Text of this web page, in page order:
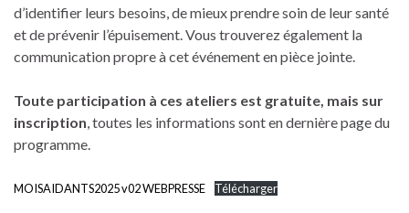
d’identifier leurs besoins, de mieux prendre soin de leur santé
et de prévenir l’épuisement. Vous trouverez également la
communication propre à cet événement en pièce jointe.
Toute participation à ces ateliers est gratuite, mais sur
inscription, toutes les informations sont en dernière page du
programme.
MOISAIDANTS2025 v02 WEBPRESSE Télécharger